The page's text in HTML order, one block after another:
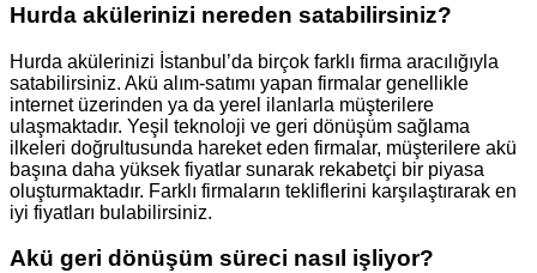
Hurda akülerinizi nereden satabilirsiniz?
Hurda akülerinizi İstanbul’da birçok farklı firma aracılığıyla
satabilirsiniz. Akü alım-satımı yapan firmalar genellikle
internet üzerinden ya da yerel ilanlarla müşterilere
ulaşmaktadır. Yeşil teknoloji ve geri dönüşüm sağlama
ilkeleri doğrultusunda hareket eden firmalar, müşterilere akü
başına daha yüksek fiyatlar sunarak rekabetçi bir piyasa
oluşturmaktadır. Farklı firmaların tekliflerini karşılaştırarak en
iyi fiyatları bulabilirsiniz.
Akü geri dönüşüm süreci nasıl işliyor?